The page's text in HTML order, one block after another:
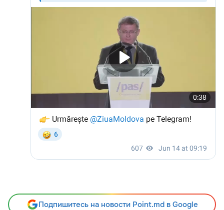
Подпишитесь на новости Point.md в Google